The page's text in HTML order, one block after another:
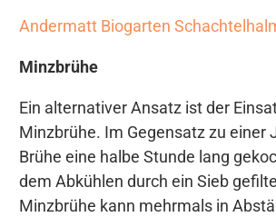
Andermatt Biogarten
Minzbrühe
Ein alternativer Ansatz ist der
Minzbrühe. Im Gegensatz zu einer
Brühe eine halbe Stunde lang
dem Abkühlen durch ein Sieb
Minzbrühe kann mehrmals in